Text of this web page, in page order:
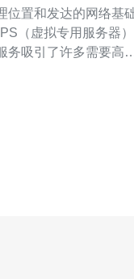
（虚拟专用服务器）